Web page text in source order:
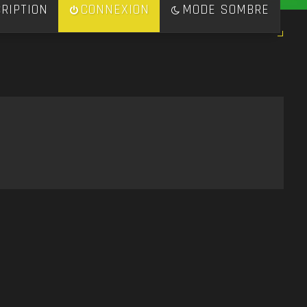
MODE SOMBRE
CONNEXION